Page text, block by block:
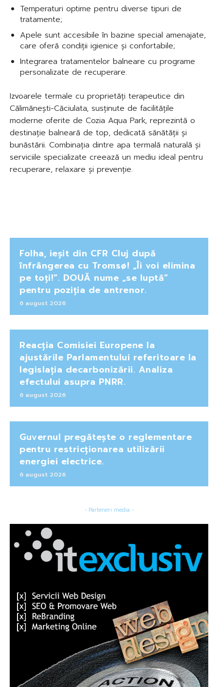
Temperaturi optime pentru diverse tipuri de
tratamente;
Apele sunt accesibile în bazine special amenajate,
care oferă condiții igienice și confortabile;
Integrarea tratamentelor balneare cu programe
personalizate de recuperare.
Izvoarele termale cu proprietăți terapeutice din
Călimănești-Căciulata, susținute de facilitățile
moderne oferite de Cozia Aqua Park, reprezintă o
destinație balneară de top, dedicată sănătății și
bunăstării. Combinația dintre apa termală naturală și
serviciile specializate creează un mediu ideal pentru
recuperare, relaxare și prevenție.
Folha, ieșit din CFR Cluj după
înfrângerea cu Tromsø! „Îi voi elimina
pe toți!”. DOUĂ nume „se luptă”
pentru poziția de antrenor.
6 august 2026
Reacția Comisiei Europene la
ajustările Parlamentului referitoare la
legislația decarbonizării. Analiza
efectului asupra PNRR.
6 august 2026
Guvernul pregătește o reglementare
pentru restricționarea utilizării
energiei electrice.
6 august 2026
- Parteneri media -